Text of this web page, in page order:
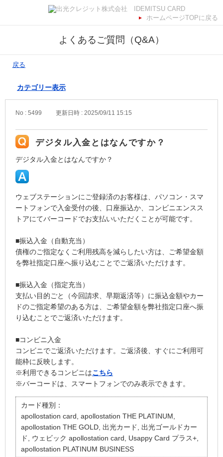
ホームページTOPに戻る
よくあるご質問（Q&A）
戻る
カテゴリー表示
No : 5499 更新日時 : 2025/09/11 15:15
デジタル入金とはなんですか？
デジタル入金とはなんですか？
ウェブステーションにご登録済のお客様は、パソコン・スマ
ートフォンで入金受付の後、口座振込か、コンビニエンスス
トアにてバーコードでお支払いいただくことが可能です。
■振込入金（自動充当）
債権のご指定なくご利用残高を減らしたい方は、ご希望金額
を弊社指定口座へ振り込むことでご返済いただけます。
■振込入金（指定充当）
支払い目的ごと（今回請求、早期返済等）に振込金額やカー
ドのご指定希望のある方は、ご希望金額を弊社指定口座へ振
り込むことでご返済いただけます。
■コンビニ入金
コンビニでご返済いただけます。ご返済後、すぐにご利用可
能枠に反映します。
※利用できるコンビニはこちら
※バーコードは、スマートフォンでのみ表示できます。
カード種別：
apollostation card, apollostation THE PLATINUM,
apollostation THE GOLD, 出光カード, 出光ゴールドカー
ド, ウェビック apollostation card, Usappy Card プラス+,
apollostation PLATINUM BUSINESS